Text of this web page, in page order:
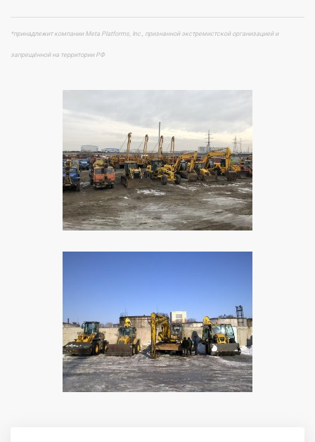
*принадлежит компании Meta Platforms, Inc., признанной экстремистской организацией и
запрещённой на территории РФ